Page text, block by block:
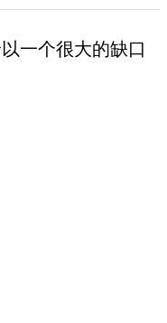
一个很大的缺口